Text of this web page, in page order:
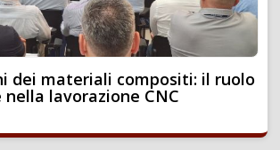
dei materiali compositi: il ruolo
lavorazione CNC